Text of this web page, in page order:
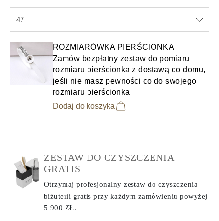
47
ROZMIARÓWKA PIERŚCIONKA
Zamów bezpłatny zestaw do pomiaru
rozmiaru pierścionka z dostawą do domu,
jeśli nie masz pewności co do swojego
rozmiaru pierścionka.
Dodaj do koszyka
ZESTAW DO CZYSZCZENIA
GRATIS
Otrzymaj profesjonalny zestaw do czyszczenia
biżuterii gratis przy każdym zamówieniupowyżej
5 900 ZŁ.